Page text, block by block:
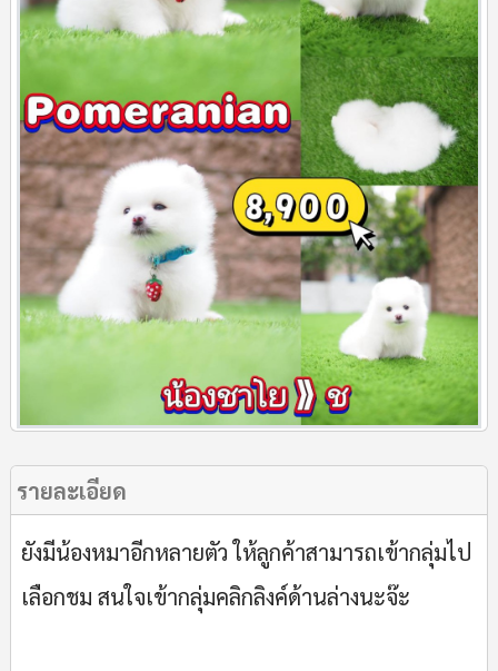
รายละเอียด
ยังมีน้องหมาอีกหลายตัว ให้ลูกค้าสามารถเข้ากลุ่มไป
เลือกชม สนใจเข้ากลุ่มคลิกลิงค์ด้านล่างนะจ๊ะ